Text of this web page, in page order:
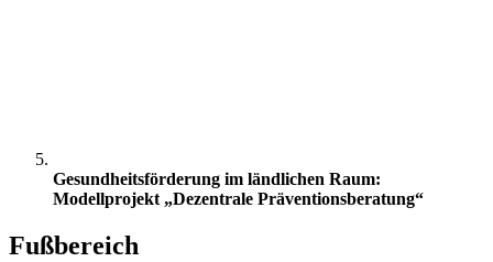
Gesundheitsförderung im ländlichen Raum:
Modellprojekt „Dezentrale Präventionsberatung“
Fußbereich